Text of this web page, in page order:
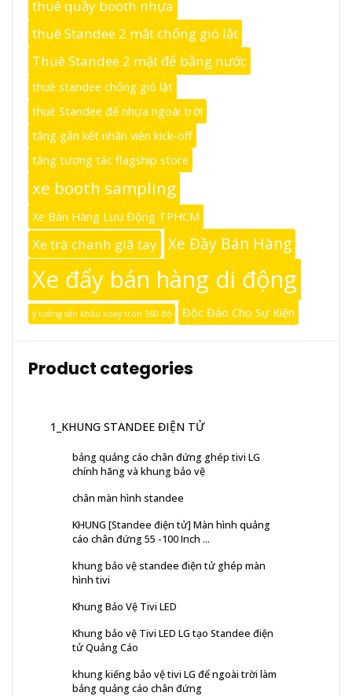
thuê quầy booth nhựa
thuê Standee 2 mặt chống gió lật
Thuê Standee 2 mặt đế bằng nước
thuê standee chống gió lật
thuê Standee đế nhựa ngoài trời
tăng gắn kết nhân viên kick-off
tăng tương tác flagship store
xe booth sampling
Xe Bán Hàng Lưu Động TPHCM
Xe trà chanh giã tay Xe Đầy Bán Hàng
Xe đẩy bán hàng di động
ý tưởng sân khấu xoay tròn 360 độ Độc Đáo Cho Sự Kiện
Product categories
1_KHUNG STANDEE ĐIỆN TỬ
bảng quảng cáo chân đứng ghép tivi LG
chính hãng và khung bảo vệ
chân màn hình standee
KHUNG [Standee điện tử] Màn hình quảng
cáo chân đứng 55 -100 Inch ...
khung bảo vệ standee điện tử ghép màn
hình tivi
Khung Bảo Vệ Tivi LED
Khung bảo vệ Tivi LED LG tạo Standee điện
tử Quảng Cáo
khung kiếng bảo vệ tivi LG để ngoài trời làm
bảng quảng cáo chân đứng